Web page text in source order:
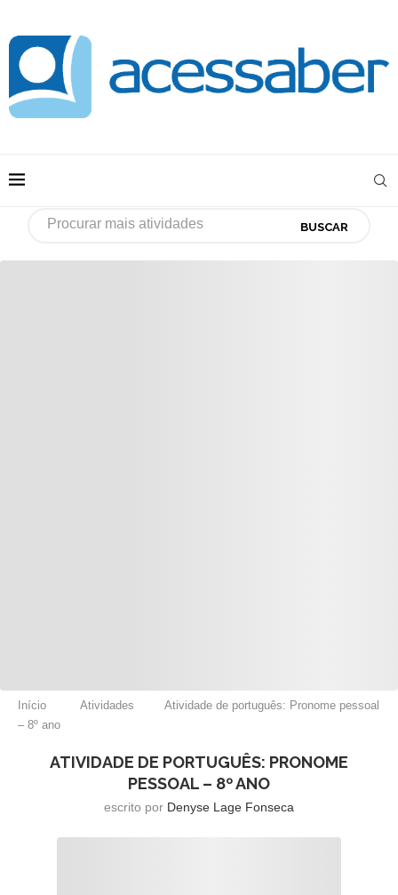
BUSCAR
Início Atividades
Atividade de português: Pronome pessoal
– 8º ano
ATIVIDADE DE PORTUGUÊS: PRONOME
PESSOAL – 8º ANO
escrito por Denyse Lage Fonseca